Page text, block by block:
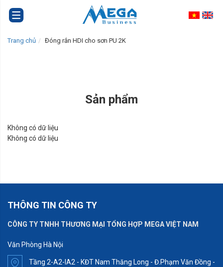
Trang chủ Đóng rắn HDI cho sơn PU 2K
Sản phẩm
Không có dữ liệu
Không có dữ liệu
THÔNG TIN CÔNG TY
CÔNG TY TNHH THƯƠNG MẠI TỔNG HỢP MEGA VIỆT NAM
Văn Phòng Hà Nội
Tầng 2-A2-IA2 - KĐT Nam Thăng Long - Đ.Phạm Văn Đồng -